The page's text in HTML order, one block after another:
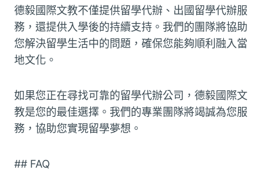
德毅國際文教不僅提供留學代辦、出國留學代辦服
務，還提供入學後的持續支持。我們的團隊將協助
您解決留學生活中的問題，確保您能夠順利融入當
地文化。
如果您正在尋找可靠的留學代辦公司，德毅國際文
教是您的最佳選擇。我們的專業團隊將竭誠為您服
務，協助您實現留學夢想。
## FAQ